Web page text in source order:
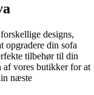
designs,
opgradere din sofa
tilbehør til din
af vores butikker for at
næste